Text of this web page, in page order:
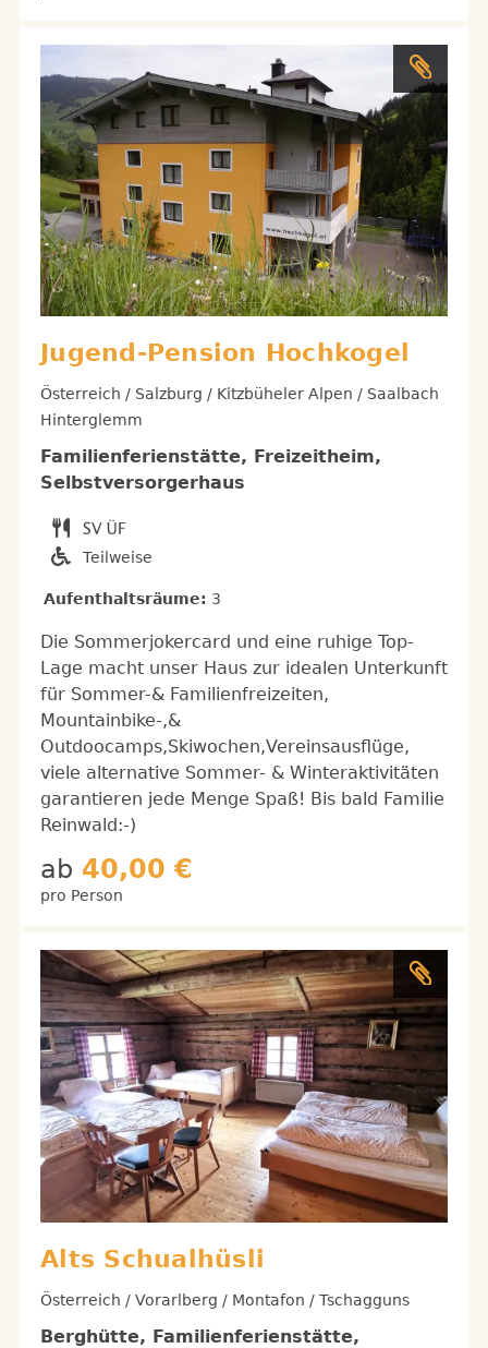
Jugend-Pension Hochkogel
Österreich / Salzburg / Kitzbüheler Alpen / Saalbach
Hinterglemm
Familienferienstätte, Freizeitheim,
Selbstversorgerhaus
Teilweise
Aufenthaltsräume: 3
Die Sommerjokercard und eine ruhige Top-
Lage macht unser Haus zur idealen Unterkunft
für Sommer-& Familienfreizeiten,
Mountainbike-,&
Outdoocamps,Skiwochen,Vereinsausflüge,
viele alternative Sommer- & Winteraktivitäten
garantieren jede Menge Spaß! Bis bald Familie
Reinwald:-)
ab 40,00 €
pro Person
Alts Schualhüsli
Österreich / Vorarlberg / Montafon / Tschagguns
Berghütte, Familienferienstätte,